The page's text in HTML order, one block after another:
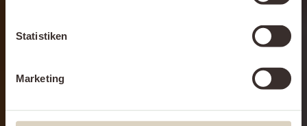
Statistiken
Marketing